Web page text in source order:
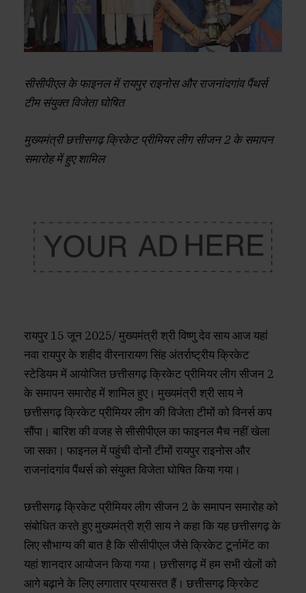
सीसीपीएल के फाइनल में रायपुर राइनोस और राजनांदगांव पैंथर्स
टीम संयुक्त विजेता घोषित
मुख्यमंत्री छत्तीसगढ़ क्रिकेट प्रीमियर लीग सीजन 2 के समापन
समारोह में हुए शामिल
रायपुर 15 जून 2025/ मुख्यमंत्री श्री विष्णु देव साय आज यहां
नवा रायपुर के शहीद वीरनारायण सिंह अंतर्राष्ट्रीय क्रिकेट
स्टेडियम में आयोजित छत्तीसगढ़ क्रिकेट प्रीमियर लीग सीजन 2
के समापन समारोह में शामिल हुए। मुख्यमंत्री श्री साय ने
छत्तीसगढ़ क्रिकेट प्रीमियर लीग की विजेता टीमों को विनर्स कप
सौंपा। बारिश की वजह से सीसीपीएल का फाइनल मैच नहीं खेला
जा सका। फाइनल में पहुंची दोनों टीमों रायपुर राइनोस और
राजनांदगांव पैंथर्स को संयुक्त विजेता घोषित किया गया।
छत्तीसगढ़ क्रिकेट प्रीमियर लीग सीजन 2 के समापन समारोह को
संबोधित करते हुए मुख्यमंत्री श्री साय ने कहा कि यह छत्तीसगढ़ के
लिए सौभाग्य की बात है कि सीसीपीएल जैसे क्रिकेट टूर्नामेंट का
यहां शानदार आयोजन किया गया। छत्तीसगढ़ में हम सभी खेलों को
आगे बढ़ाने के लिए लगातार प्रयासरत हैं। छत्तीसगढ़ क्रिकेट